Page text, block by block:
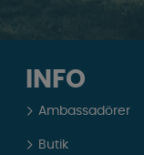
INFO
Ambassadörer
Butik